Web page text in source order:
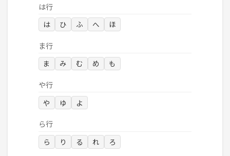
は行
は ひ ふ へ ほ
ま行
ま み む め も
や行
や ゆ よ
ら行
ら り る れ ろ